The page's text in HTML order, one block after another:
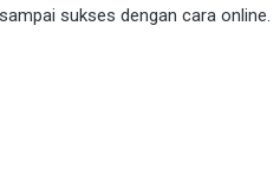
sukses dengan cara online.